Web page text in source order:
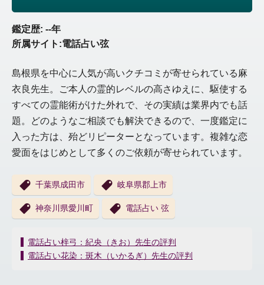
鑑定歴: --年
所属サイト:電話占い弦
島根県を中心に人気が高いクチコミが寄せられている麻
衣良先生。ご本人の霊的レベルの高さゆえに、駆使する
すべての霊能術がけた外れで、その実績は業界内でも話
題。どのようなご相談でも解決できるので、一度鑑定に
入った方は、殆どリピーターとなっています。複雑な恋
愛面をはじめとして多くのご依頼が寄せられています。
千葉県成田市 岐阜県郡上市
神奈川県愛川町 電話占い 弦
投
稿
電話占い梓弓：紀央（きお）先生の評判
電話占い花染：斑木（いかるぎ）先生の評判